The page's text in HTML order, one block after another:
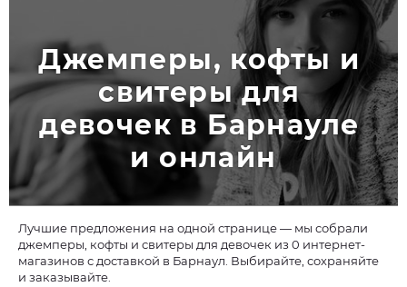
Джемперы, кофты и
свитеры для
девочек в Барнауле
и онлайн
Лучшие предложения на одной странице — мы собрали
джемперы, кофты и свитеры для девочек из 0 интернет-
магазинов с доставкой в Барнаул. Выбирайте, сохраняйте
и заказывайте.